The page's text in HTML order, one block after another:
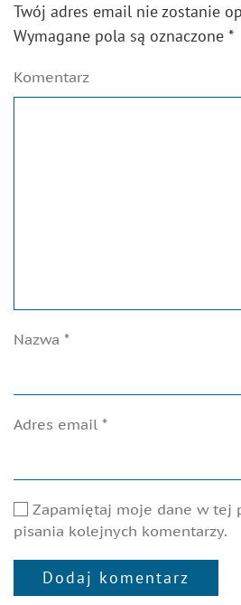
Twój adres email nie zostanie
Wymagane pola są oznaczone *
Komentarz
Nazwa *
Adres email *
Zapamiętaj moje dane w tej
pisania kolejnych komentarzy.
Dodaj komentarz